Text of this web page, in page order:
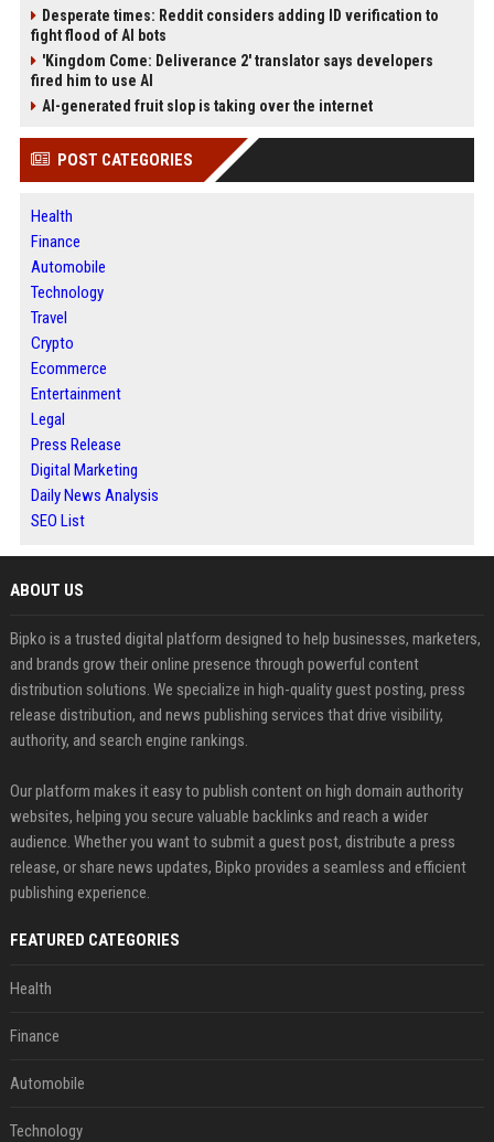
Desperate times: Reddit considers adding ID verification to
fight flood of AI bots
'Kingdom Come: Deliverance 2' translator says developers
fired him to use AI
AI-generated fruit slop is taking over the internet
POST CATEGORIES
Health
Finance
Automobile
Technology
Travel
Crypto
Ecommerce
Entertainment
Legal
Press Release
Digital Marketing
Daily News Analysis
SEO List
ABOUT US
Bipko is a trusted digital platform designed to help businesses, marketers,
and brands grow their online presence through powerful content
distribution solutions. We specialize in high-quality guest posting, press
release distribution, and news publishing services that drive visibility,
authority, and search engine rankings.
Our platform makes it easy to publish content on high domain authority
websites, helping you secure valuable backlinks and reach a wider
audience. Whether you want to submit a guest post, distribute a press
release, or share news updates, Bipko provides a seamless and efficient
publishing experience.
FEATURED CATEGORIES
Health
Finance
Automobile
Technology